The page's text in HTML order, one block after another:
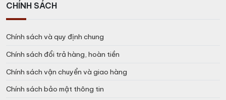
CHÍNH SÁCH
Chính sách và quy định chung
Chính sách đổi trả hàng, hoàn tiền
Chính sách vận chuyển và giao hàng
Chính sách bảo mật thông tin